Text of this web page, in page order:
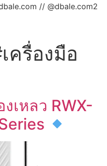
// @dbale.com2
ครื่องมือ
เหลว RWX-